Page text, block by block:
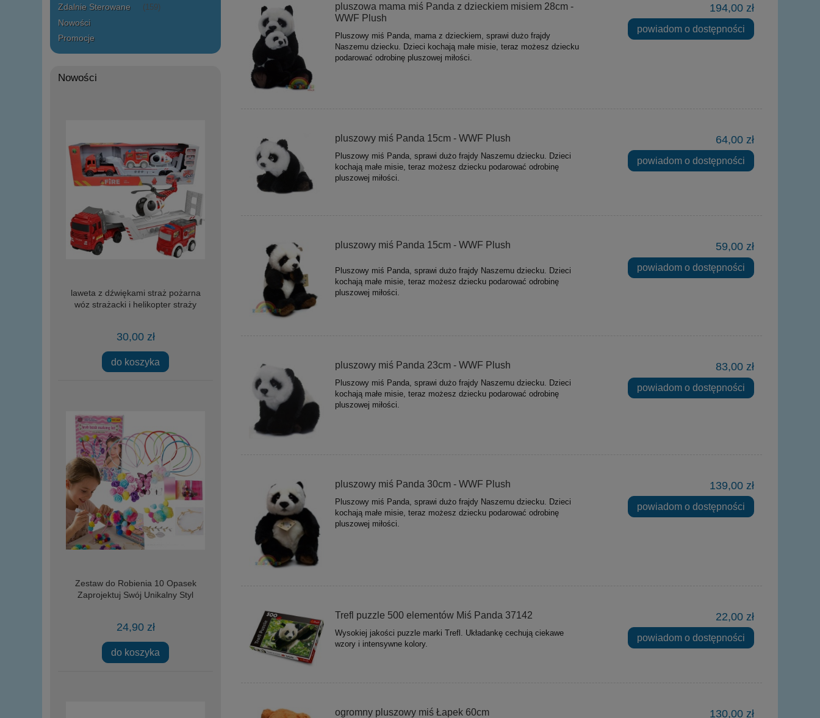
Zdalnie Sterowane (159)
Nowości
Promocje
Nowości
laweta z dźwiękami straż pożarna
wóz strażacki i helikopter straży
30,00 zł
do koszyka
Zestaw do Robienia 10 Opasek
Zaprojektuj Swój Unikalny Styl
24,90 zł
do koszyka
pluszowa mama miś Panda z dzieckiem misiem 28cm -
WWF Plush
Pluszowy miś Panda, mama z dzieckiem, sprawi dużo frajdy
Naszemu dziecku. Dzieci kochają małe misie, teraz możesz dziecku
podarować odrobinę pluszowej miłości.
194,00 zł
powiadom o dostępności
pluszowy miś Panda 15cm - WWF Plush
Pluszowy miś Panda, sprawi dużo frajdy Naszemu dziecku. Dzieci
kochają małe misie, teraz możesz dziecku podarować odrobinę
pluszowej miłości.
64,00 zł
powiadom o dostępności
pluszowy miś Panda 15cm - WWF Plush
Pluszowy miś Panda, sprawi dużo frajdy Naszemu dziecku. Dzieci
kochają małe misie, teraz możesz dziecku podarować odrobinę
pluszowej miłości.
59,00 zł
powiadom o dostępności
pluszowy miś Panda 23cm - WWF Plush
Pluszowy miś Panda, sprawi dużo frajdy Naszemu dziecku. Dzieci
kochają małe misie, teraz możesz dziecku podarować odrobinę
pluszowej miłości.
83,00 zł
powiadom o dostępności
pluszowy miś Panda 30cm - WWF Plush
Pluszowy miś Panda, sprawi dużo frajdy Naszemu dziecku. Dzieci
kochają małe misie, teraz możesz dziecku podarować odrobinę
pluszowej miłości.
139,00 zł
powiadom o dostępności
Trefl puzzle 500 elementów Miś Panda 37142
Wysokiej jakości puzzle marki Trefl. Układankę cechują ciekawe
wzory i intensywne kolory.
22,00 zł
powiadom o dostępności
ogromny pluszowy miś Łapek 60cm 130,00 zł